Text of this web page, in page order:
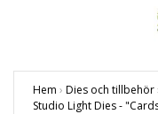
Hem › Dies och tillbehör
Studio Light Dies -